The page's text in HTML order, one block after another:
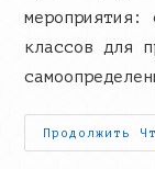
мероприятия:
классов для
Продолжить